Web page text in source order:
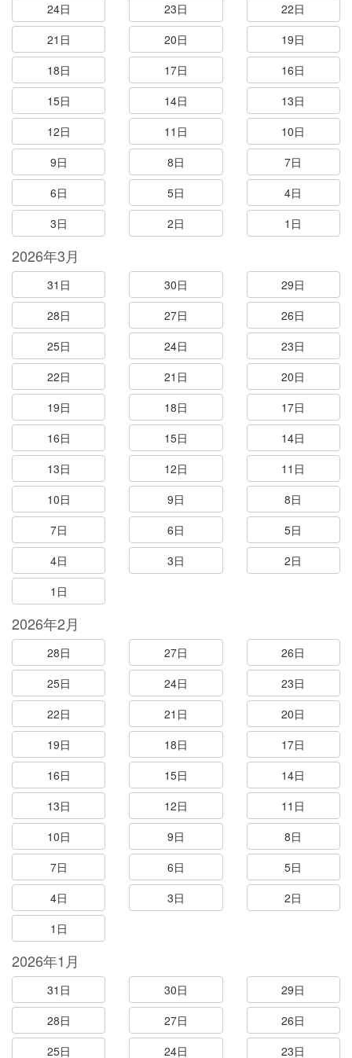
24日
23日
22日
21日
20日
19日
18日
17日
16日
15日
14日
13日
12日
11日
10日
9日
8日
7日
6日
5日
4日
3日
2日 1日
2026年3月
31日 30日
29日
28日
27日
26日
25日
24日
23日
22日
21日
20日
19日
18日
17日
16日
15日
14日
13日
12日
11日
10日
9日
8日
7日
6日
5日
4日
3日
2日
1日
2026年2月
28日 27日
26日
25日
24日
23日
22日
21日
20日
19日
18日
17日
16日
15日
14日
13日
12日
11日
10日
9日
8日
7日
6日
5日
4日
3日
2日
1日
2026年1月
31日 30日
29日
28日
27日
26日
25日
24日 23日